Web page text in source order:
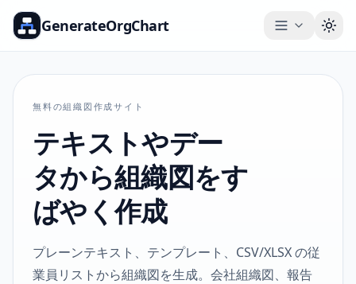
GenerateOrgChart
無料の組織図作成サイト
テキストやデー
タから組織図をす
ばやく作成
プレーンテキスト、テンプレート、CSV/XLSX の従
業員リストから組織図を生成。会社組織図、報告